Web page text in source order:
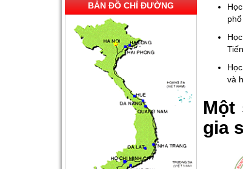
BẢN ĐỒ CHỈ ĐƯỜNG
và
gia